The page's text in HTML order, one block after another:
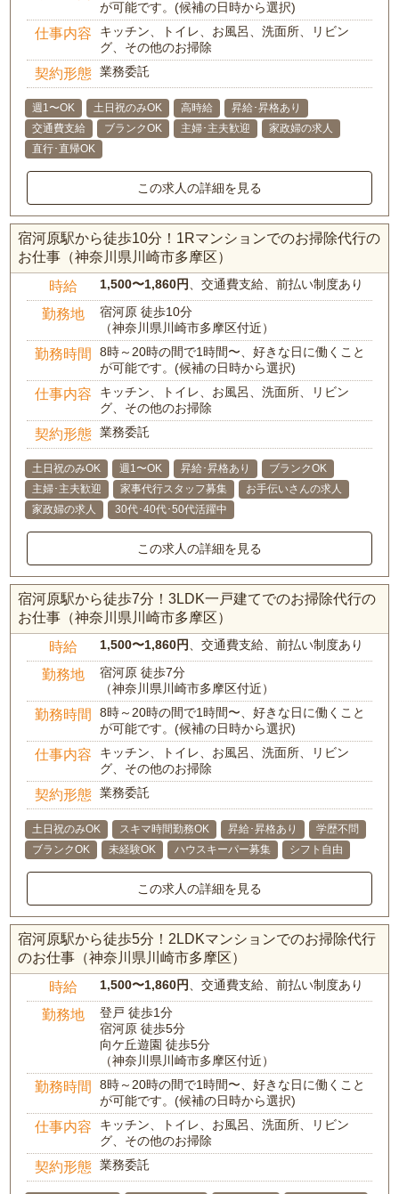
が可能です。(候補の日時から選択)
仕事内容
キッチン、トイレ、お風呂、洗面所、リビン
グ、その他のお掃除
契約形態 業務委託
週1〜OK 土日祝のみOK 高時給
昇給･昇格あり
交通費支給
ブランクOK 主婦･主夫歓迎
家政婦の求人
直行･直帰OK
この求人の詳細を見る
宿河原駅から徒歩10分！1Rマンションでのお掃除代行の
お仕事（神奈川県川崎市多摩区）
時給 1,500〜1,860円、交通費支給、前払い制度あり
勤務地
宿河原 徒歩10分
（神奈川県川崎市多摩区付近）
勤務時間
8時～20時の間で1時間〜、好きな日に働くこと
が可能です。(候補の日時から選択)
仕事内容
キッチン、トイレ、お風呂、洗面所、リビン
グ、その他のお掃除
契約形態 業務委託
土日祝のみOK 週1〜OK 昇給･昇格あり
ブランクOK
主婦･主夫歓迎
家事代行スタッフ募集
お手伝いさんの求人
家政婦の求人
30代･40代･50代活躍中
この求人の詳細を見る
宿河原駅から徒歩7分！3LDK一戸建てでのお掃除代行の
お仕事（神奈川県川崎市多摩区）
時給 1,500〜1,860円、交通費支給、前払い制度あり
勤務地
宿河原 徒歩7分
（神奈川県川崎市多摩区付近）
勤務時間
8時～20時の間で1時間〜、好きな日に働くこと
が可能です。(候補の日時から選択)
仕事内容
キッチン、トイレ、お風呂、洗面所、リビン
グ、その他のお掃除
契約形態 業務委託
土日祝のみOK スキマ時間勤務OK 昇給･昇格あり
学歴不問
ブランクOK
未経験OK ハウスキーパー募集 シフト自由
この求人の詳細を見る
宿河原駅から徒歩5分！2LDKマンションでのお掃除代行
のお仕事（神奈川県川崎市多摩区）
時給 1,500〜1,860円、交通費支給、前払い制度あり
勤務地
登戸 徒歩1分
宿河原 徒歩5分
向ケ丘遊園 徒歩5分
（神奈川県川崎市多摩区付近）
勤務時間
8時～20時の間で1時間〜、好きな日に働くこと
が可能です。(候補の日時から選択)
仕事内容
キッチン、トイレ、お風呂、洗面所、リビン
グ、その他のお掃除
契約形態 業務委託